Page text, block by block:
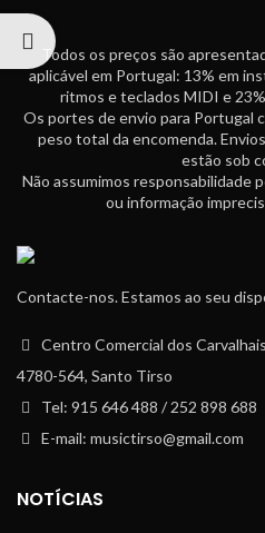
Todos os preços são
aplicável em Portugal: 13% em
ritmos e teclados MIDI e
Os portes de envio para Portugal
peso total da encomenda.
estão sob
Não assumimos responsabilidade
ou informação
Contacte-nos. Estamos ao seu
Centro Comercial dos
4780-564, Santo Tirso
Tel: 915 646 488 / 252 898 688
E-mail: musictirso@gmail.com
NOTÍCIAS